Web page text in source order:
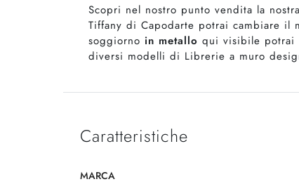
Scopri nel nostro punto vendita la
Tiffany di Capodarte potrai cambiare il
soggiorno in metallo qui visibile potrai
diversi modelli di Librerie a muro
Caratteristiche
MARCA